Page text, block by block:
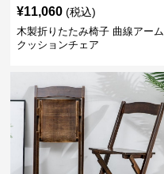
¥11,060 (税込)
木製折りたたみ椅子 曲線アーム
クッションチェア